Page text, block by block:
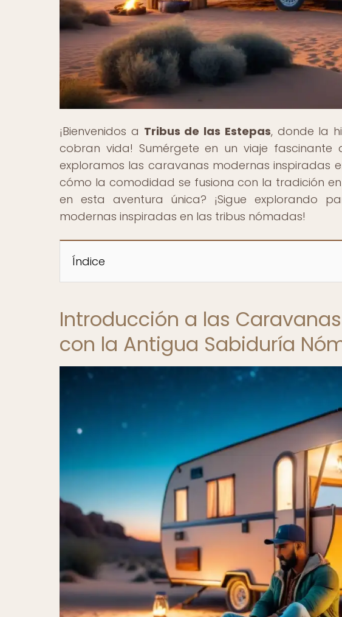
¡Bienvenidos a Tribus de las Estepas, donde la
cobran vida! Sumérgete en un viaje
exploramos las caravanas modernas inspiradas
cómo la comodidad se fusiona con la tradición
en esta aventura única? ¡Sigue explorando
modernas inspiradas en las tribus nómadas!
Índice
Introducción a las
con la Antigua Sabiduría